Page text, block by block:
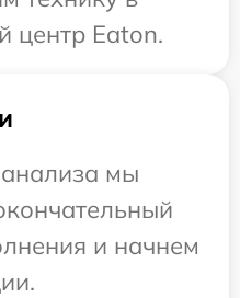
центр Eaton.
мы
и начнем